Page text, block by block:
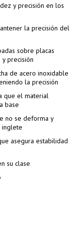
y precisión en los
la precisión del
sobre placas
precisión
de acero inoxidable
la precisión
que el material
base
no se deforma y
inglete
asegura estabilidad
su clase